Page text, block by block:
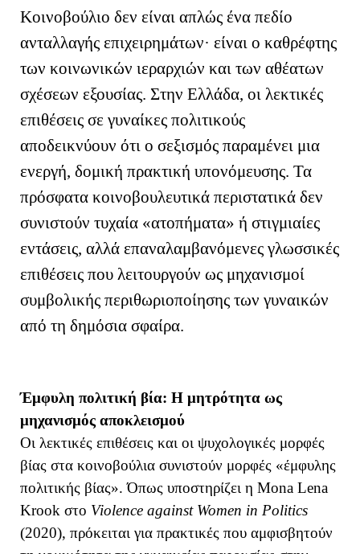
Κοινοβούλιο δεν είναι απλώς ένα πεδίο
ανταλλαγής επιχειρημάτων· είναι ο καθρέφτης
των κοινωνικών ιεραρχιών και των αθέατων
σχέσεων εξουσίας. Στην Ελλάδα, οι λεκτικές
επιθέσεις σε γυναίκες πολιτικούς
αποδεικνύουν ότι ο σεξισμός παραμένει μια
ενεργή, δομική πρακτική υπονόμευσης. Τα
πρόσφατα κοινοβουλευτικά περιστατικά δεν
συνιστούν τυχαία «ατοπήματα» ή στιγμιαίες
εντάσεις, αλλά επαναλαμβανόμενες γλωσσικές
επιθέσεις που λειτουργούν ως μηχανισμοί
συμβολικής περιθωριοποίησης των γυναικών
από τη δημόσια σφαίρα.
Έμφυλη πολιτική βία: Η μητρότητα ως
μηχανισμός αποκλεισμού
Οι λεκτικές επιθέσεις και οι ψυχολογικές μορφές
βίας στα κοινοβούλια συνιστούν μορφές «έμφυλης
πολιτικής βίας». Όπως υποστηρίζει η Mona Lena
Krook στο Violence against Women in Politics
(2020), πρόκειται για πρακτικές που αμφισβητούν